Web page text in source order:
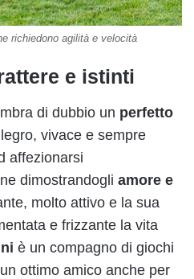
richiedono agilità e velocità
e istinti
di dubbio un perfetto
vivace e sempre
affezionarsi
dimostrandogli amore e
molto attivo e la sua
e frizzante la vita
è un compagno di giochi
ottimo amico anche per